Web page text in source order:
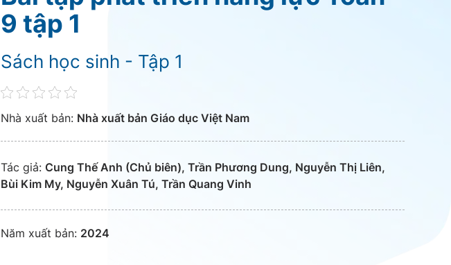
9 tập 1
Sách học sinh - Tập 1
Nhà xuất bản: Nhà xuất bản Giáo dục Việt Nam
Tác giả: Cung Thế Anh (Chủ biên), Trần Phương Dung, Nguyễn Thị Liên,
Bùi Kim My, Nguyễn Xuân Tú, Trần Quang Vinh
Năm xuất bản: 2024